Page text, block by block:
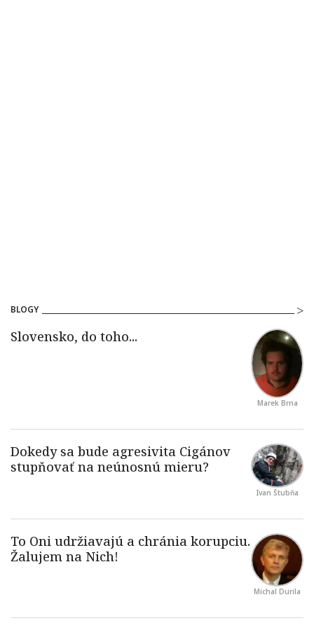
BLOGY
Marek Brna
Ivan Štubňa
Michal Durila